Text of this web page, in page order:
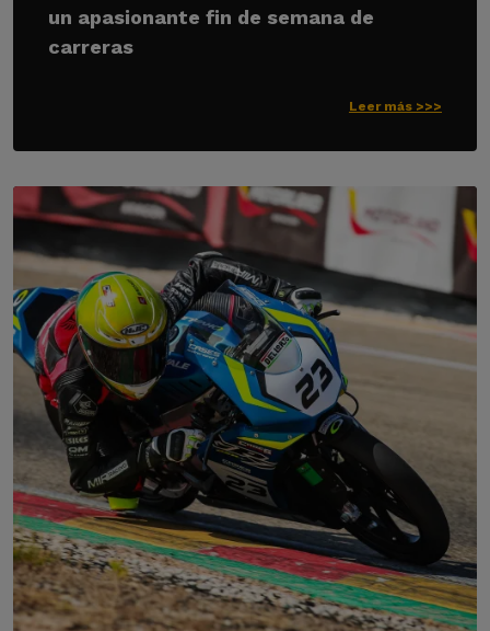
un apasionante fin de semana de
carreras
Leer más >>>